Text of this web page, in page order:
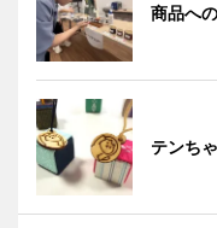
商品へ
テンち